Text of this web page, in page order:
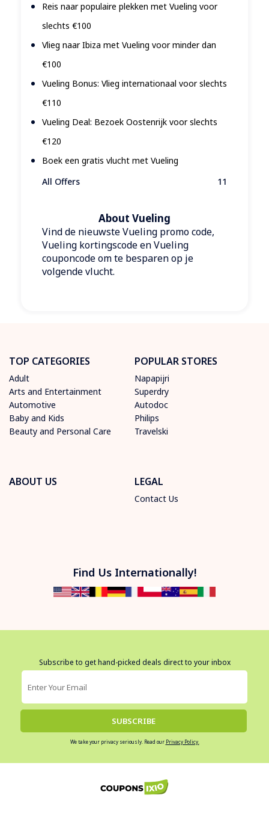
Reis naar populaire plekken met Vueling voor
slechts €100
Vlieg naar Ibiza met Vueling voor minder dan
€100
Vueling Bonus: Vlieg internationaal voor slechts
€110
Vueling Deal: Bezoek Oostenrijk voor slechts
€120
Boek een gratis vlucht met Vueling
All Offers
11
About Vueling
Vind de nieuwste Vueling promo code,
Vueling kortingscode en Vueling
couponcode om te besparen op je
volgende vlucht.
TOP CATEGORIES
Adult
Arts and Entertainment
Automotive
Baby and Kids
Beauty and Personal Care
POPULAR STORES
Napapijri
Superdry
Autodoc
Philips
Travelski
ABOUT US LEGAL
Contact Us
Find Us Internationally!
Subscribe to get hand-picked deals direct to your inbox
SUBSCRIBE
We take your privacy seriously. Read our Privacy Policy.